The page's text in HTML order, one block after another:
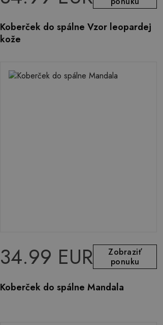
Koberček do spálne Vzor leopardej
kože
34.99 EUR
Zobraziť
ponuku
Koberček do spálne Mandala